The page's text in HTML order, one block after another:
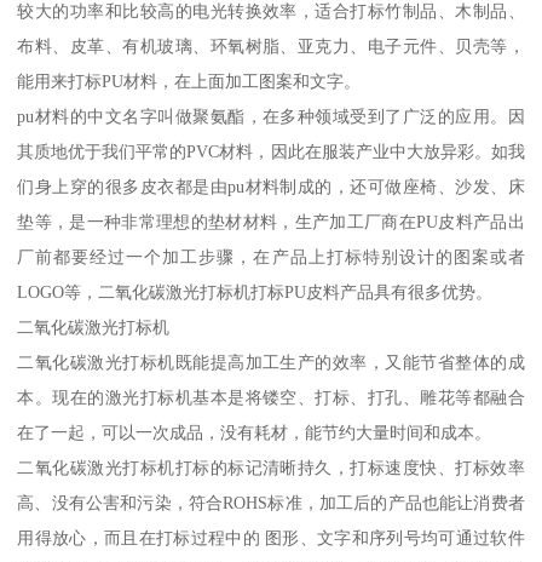
较大的功率和比较高的电光转换效率，适合打标竹制品、木制品、
布料、皮革、有机玻璃、环氧树脂、亚克力、电子元件、贝壳等，
能用来打标PU材料，在上面加工图案和文字。
pu材料的中文名字叫做聚氨酯，在多种领域受到了广泛的应用。因
其质地优于我们平常的PVC材料，因此在服装产业中大放异彩。如我
们身上穿的很多皮衣都是由pu材料制成的，还可做座椅、沙发、床
垫等，是一种非常理想的垫材材料，生产加工厂商在PU皮料产品出
厂前都要经过一个加工步骤，在产品上打标特别设计的图案或者
LOGO等，二氧化碳激光打标机打标PU皮料产品具有很多优势。
二氧化碳激光打标机
二氧化碳激光打标机既能提高加工生产的效率，又能节省整体的成
本。现在的激光打标机基本是将镂空、打标、打孔、雕花等都融合
在了一起，可以一次成品，没有耗材，能节约大量时间和成本。
二氧化碳激光打标机打标的标记清晰持久，打标速度快、打标效率
高、没有公害和污染，符合ROHS标准，加工后的产品也能让消费者
用得放心，而且在打标过程中的 图形、文字和序列号均可通过软件